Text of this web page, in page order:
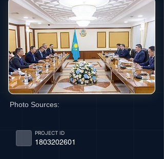
Photo Sources:
1803202601
PROJECT ID